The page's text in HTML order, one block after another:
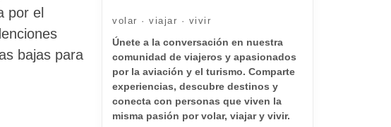
por el
bajas para
volar · viajar · vivir
Únete a la conversación en nuestra
comunidad de viajeros y apasionados
por la aviación y el turismo. Comparte
experiencias, descubre destinos y
conecta con personas que viven la
misma pasión por volar, viajar y vivir.